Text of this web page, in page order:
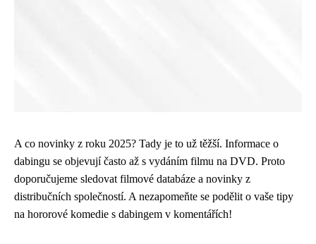
A co novinky z roku 2025? Tady je to už těžší. Informace o
dabingu se objevují často až s vydáním filmu na DVD. Proto
doporučujeme sledovat filmové databáze a novinky z
distribučních společností. A nezapomeňte se podělit o vaše tipy
na hororové komedie s dabingem v komentářích!